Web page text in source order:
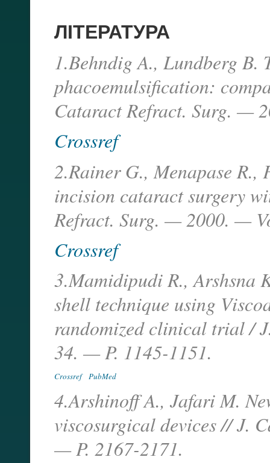
ЛІТЕРАТУРА
1.Behndig A., Lundberg B.
phacoemulsification:
Cataract Refract. Surg. —
Crossref
2.Rainer G., Menapase
incision cataract surgery
Refract. Surg. — 2000. —
Crossref
3.Mamidipudi R., Arshsna
shell technique using
randomized clinical trial /
34. — P. 1145-1151.
Crossref PubMed
4.Arshinoff A., Jafari M.
viscosurgical devices // J.
— P. 2167-2171.